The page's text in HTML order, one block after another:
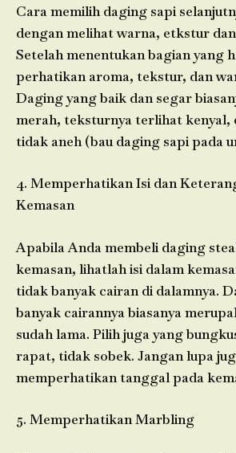
Cara memilih daging sapi
dengan melihat warna, etkstur
Setelah menentukan bagian yang
perhatikan aroma, tekstur, dan
Daging yang baik dan segar
merah, teksturnya terlihat kenyal,
tidak aneh (bau daging sapi pada
4. Memperhatikan Isi dan
Kemasan
Apabila Anda membeli daging
kemasan, lihatlah isi dalam
tidak banyak cairan di dalamnya.
banyak cairannya biasanya
sudah lama. Pilih juga yang
rapat, tidak sobek. Jangan lupa
memperhatikan tanggal pada
5. Memperhatikan Marbling